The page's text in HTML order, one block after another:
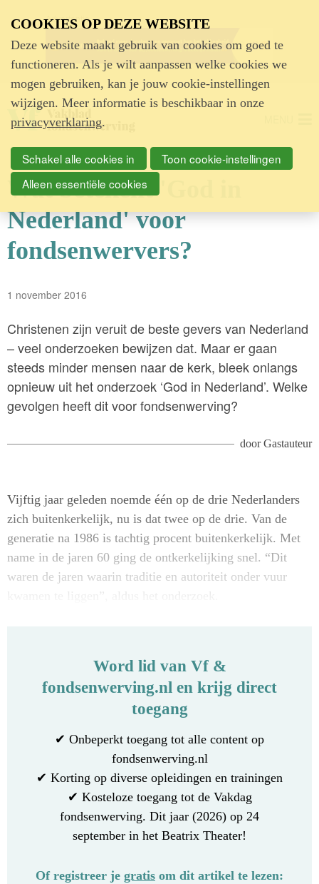
Advertentie
Wat betekent 'God in
Nederland' voor
fondsenwervers?
1 november 2016
Christenen zijn veruit de beste gevers van Nederland
– veel onderzoeken bewijzen dat. Maar er gaan
steeds minder mensen naar de kerk, bleek onlangs
opnieuw uit het onderzoek ‘God in Nederland’. Welke
gevolgen heeft dit voor fondsenwerving?
doorGastauteur
Vijftig jaar geleden noemde één op de drie Nederlanders
zich buitenkerkelijk, nu is dat twee op de drie. Van de
generatie na 1986 is tachtig procent buitenkerkelijk. Met
name in de jaren 60 ging de ontkerkelijking snel. “Dit
waren de jaren waarin traditie en autoriteit onder vuur
Word lid van Vf &
fondsenwerving.nl en krijg direct
toegang
✔ Onbeperkt toegang tot alle content op
fondsenwerving.nl
✔ Korting op diverse opleidingen en trainingen
✔ Kosteloze toegang tot de Vakdag
fondsenwerving. Dit jaar (2026) op 24
september in het Beatrix Theater!
Of registreer je gratis om dit artikel te lezen:
COOKIES OP DEZE WEBSITE
Deze website maakt gebruik van cookies om goed te
functioneren. Als je wilt aanpassen welke cookies we
mogen gebruiken, kan je jouw cookie-instellingen
wijzigen. Meer informatie is beschikbaar in onze
privacyverklaring.
Schakel alle cookies in
Toon cookie-instellingen
Alleen essentiële cookies